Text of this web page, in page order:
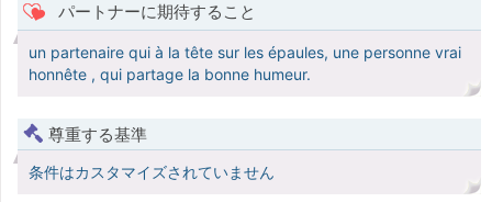
パートナーに期待すること
un partenaire qui à la tête sur les épaules, une personne vrai
honnête , qui partage la bonne humeur.
尊重する基準
条件はカスタマイズされていません